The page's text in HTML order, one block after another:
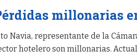
millonarias
Navia, representante de la
hotelero son millonarias.